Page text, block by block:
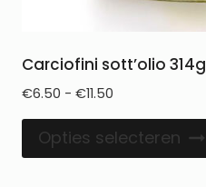
Carciofini sott’olio 314g
€6.50 - €11.50
Opties selecteren